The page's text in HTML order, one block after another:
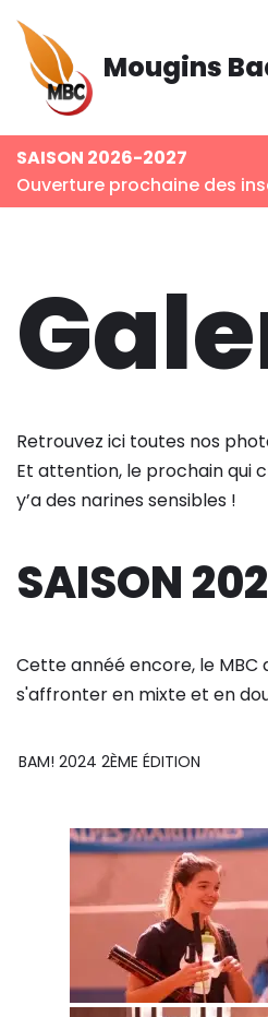
Aller
contenu
Mougins
SAISON 2026-2027
Ouverture prochaine des
Retrouvez ici toutes nos
Et attention, le prochain qui
y’a des narines sensibles !
SAISON
Cette annéé encore, le MBC
s'affronter en mixte et en
BAM! 2024 2ÈME ÉDITION